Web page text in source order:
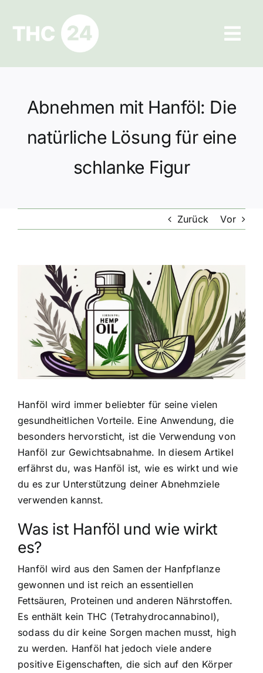
springen
Ratgeber
Hilfe und Kontakt
Datenschutz
Abnehmen mit Hanföl: Die
natürliche Lösung für eine
schlanke Figur
Zurück Vor
grösseres
Hanföl wird immer beliebter für seine vielen
gesundheitlichen Vorteile. Eine Anwendung, die
besonders hervorsticht, ist die Verwendung von
Hanföl zur Gewichtsabnahme. In diesem Artikel
erfährst du, was Hanföl ist, wie es wirkt und wie
du es zur Unterstützung deiner Abnehmziele
verwenden kannst.
Was ist Hanföl und wie wirkt
es?
Hanföl wird aus den Samen der Hanfpflanze
gewonnen und ist reich an essentiellen
Fettsäuren, Proteinen und anderen Nährstoffen.
Es enthält kein THC (Tetrahydrocannabinol),
sodass du dir keine Sorgen machen musst, high
zu werden. Hanföl hat jedoch viele andere
positive Eigenschaften, die sich auf den Körper